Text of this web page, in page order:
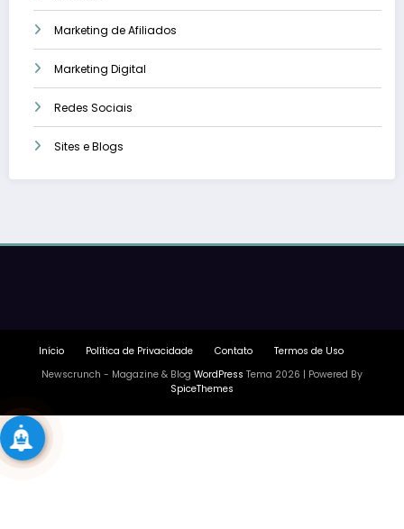
Marketing de Afiliados
Marketing Digital
Redes Sociais
Sites e Blogs
Início Política de Privacidade Contato
Termos de Uso
Newscrunch - Magazine & Blog WordPress Tema 2026 | Powered By
SpiceThemes